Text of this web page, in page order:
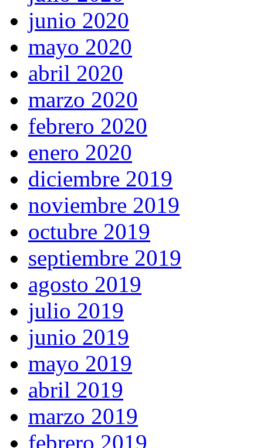
junio 2020
mayo 2020
abril 2020
marzo 2020
febrero 2020
enero 2020
diciembre 2019
noviembre 2019
octubre 2019
septiembre 2019
agosto 2019
julio 2019
junio 2019
mayo 2019
abril 2019
marzo 2019
febrero 2019